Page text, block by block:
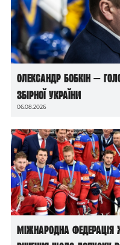
Олександр Бобкін —
збірної України
06.08.2026
Міжнародна федерація